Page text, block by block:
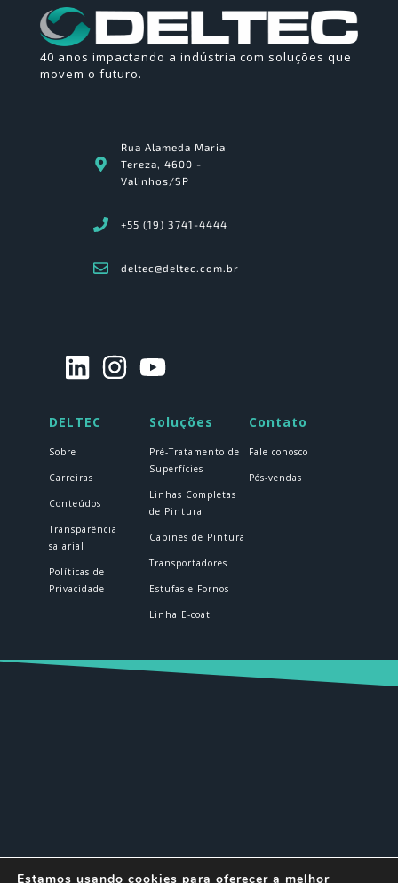
40 anos impactando a indústria com soluções que
movem o futuro.
Rua Alameda Maria
Tereza, 4600 -
Valinhos/SP
+55 (19) 3741-4444
deltec@deltec.com.br
DELTEC Soluções Contato
Sobre
Carreiras
Conteúdos
Transparência
salarial
Políticas de
Privacidade
Pré-Tratamento de
Superfícies
Linhas Completas
de Pintura
Cabines de Pintura
Transportadores
Estufas e Fornos
Linha E-coat
Fale conosco
Pós-vendas
Estamos usando cookies para oferecer a melhor